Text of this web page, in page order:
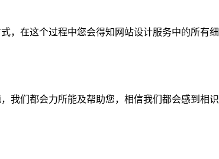
，在这个过程中您会得知网站设计服务中的所有
我们都会力所能及帮助您，相信我们都会感到相